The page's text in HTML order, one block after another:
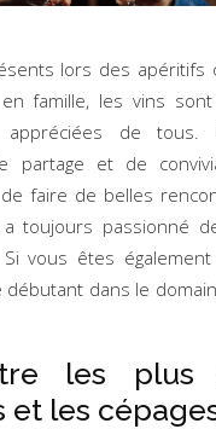
lors des apéritifs
famille, les vins
appréciées de
partage et de
faire de belles
toujours passionné
vous êtes
débutant dans le
les plus
et les